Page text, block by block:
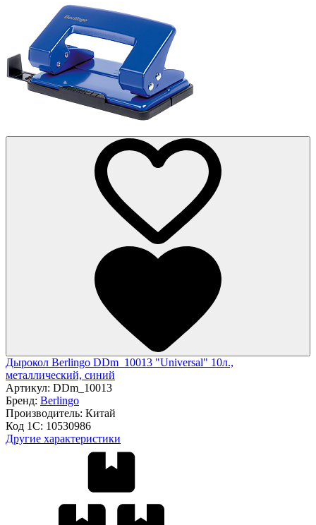
Дырокол Berlingo DDm_10013 "Universal" 10л.,
металлический, синий
Артикул: DDm_10013
Бренд: Berlingo
Производитель: Китай
Код 1С: 10530986
Другие характеристики